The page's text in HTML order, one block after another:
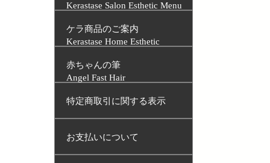
Kerastase Salon Esthetic Menu
ケラ商品のご案内
Kerastase Home Esthetic
赤ちゃんの筆
Angel Fast Hair
特定商取引に関する表示
お支払いについて